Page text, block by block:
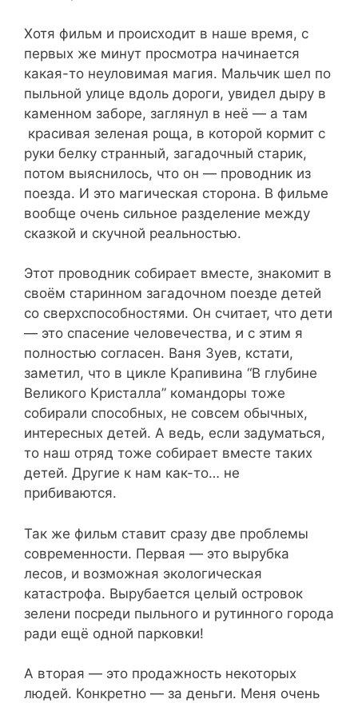
Хотя фильм и происходит в наше время, с
первых же минут просмотра начинается
какая-то неуловимая магия. Мальчик шел по
пыльной улице вдоль дороги, увидел дыру в
каменном заборе, заглянул в неё — а там
красивая зеленая роща, в которой кормит с
руки белку странный, загадочный старик,
потом выяснилось, что он — проводник из
поезда. И это магическая сторона. В фильме
вообще очень сильное разделение между
сказкой и скучной реальностью.
Этот проводник собирает вместе, знакомит в
своём старинном загадочном поезде детей
со сверхспособностями. Он считает, что дети
— это спасение человечества, и с этим я
полностью согласен. Ваня Зуев, кстати,
заметил, что в цикле Крапивина “В глубине
Великого Кристалла” командоры тоже
собирали способных, не совсем обычных,
интересных детей. А ведь, если задуматься,
то наш отряд тоже собирает вместе таких
детей. Другие к нам как-то… не
прибиваются.
Так же фильм ставит сразу две проблемы
современности. Первая — это вырубка
лесов, и возможная экологическая
катастрофа. Вырубается целый островок
зелени посреди пыльного и рутинного города
ради ещё одной парковки!
А вторая — это продажность некоторых
людей. Конкретно — за деньги. Меня очень